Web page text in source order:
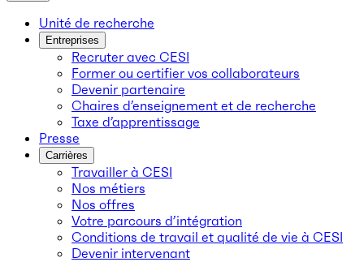
Unité de recherche
Entreprises
Recruter avec CESI
Former ou certifier vos collaborateurs
Devenir partenaire
Chaires d’enseignement et de recherche
Taxe d’apprentissage
Presse
Carrières
Travailler à CESI
Nos métiers
Nos offres
Votre parcours d’intégration
Conditions de travail et qualité de vie à CESI
Devenir intervenant